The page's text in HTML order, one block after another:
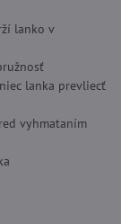
lanko v
lanka prevliecť
vyhmataním